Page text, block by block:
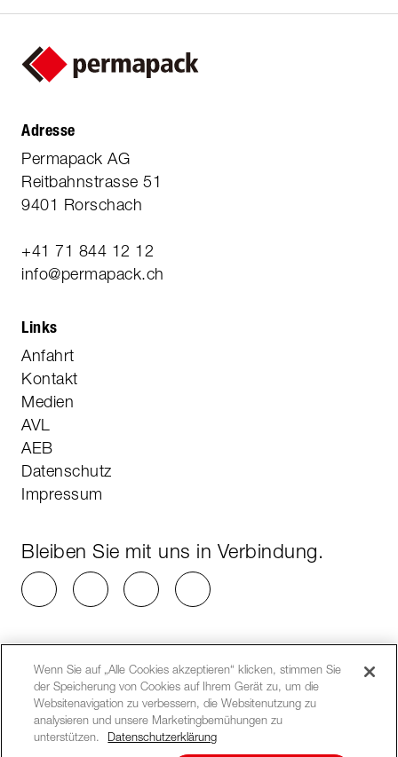
Adresse
Permapack AG
Reitbahnstrasse 51
9401 Rorschach
+41 71 844 12 12
info@permapack.ch
Links
Anfahrt
Kontakt
Medien
AVL
AEB
Datenschutz
Impressum
Bleiben Sie mit uns in Verbindung.
Wenn Sie auf „Alle Cookies akzeptieren“ klicken, stimmen Sie
der Speicherung von Cookies auf Ihrem Gerät zu, um die
Websitenavigation zu verbessern, die Websitenutzung zu
analysieren und unsere Marketingbemühungen zu
unterstützen.
Datenschutzerklärung